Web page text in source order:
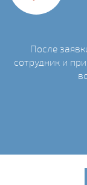
После
сотрудник и